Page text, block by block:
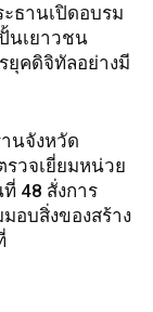
ธานเปิดอบรม
นเยาวชน
ยุคดิจิทัลอย่างมี
นจังหวัด
วจเยี่ยมหน่วย
48 สั่งการ
อบสิ่งของสร้าง